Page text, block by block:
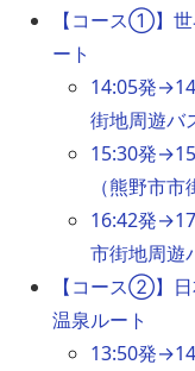
【コース①】
ート
14:05発
街地周遊バ
15:30発
（熊野市市
16:42発
市街地周遊
【コース②】
温泉ルート
13:50発